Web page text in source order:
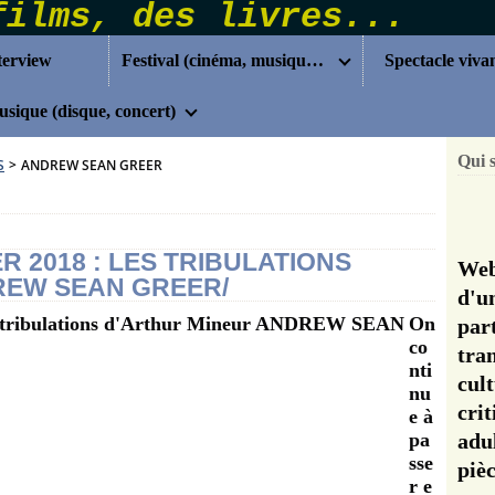
Festival (cinéma, musique...) Spectacle
(disque, concert)
> ANDREW SEAN GREER
2018 : LES TRIBULATIONS
SEAN GREER/
On
co
nti
nu
e à
pa
sse
r e
Qui